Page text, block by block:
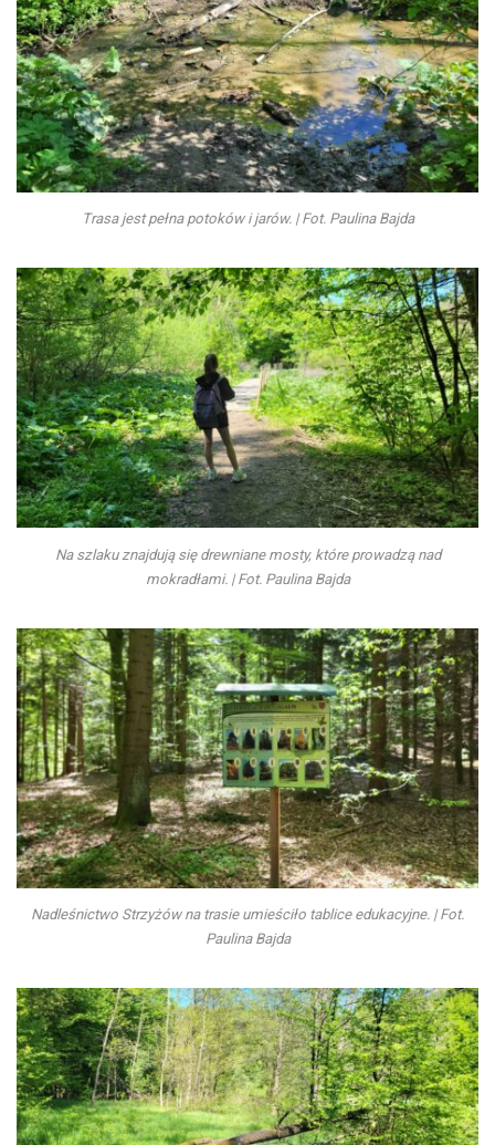
Trasa jest pełna potoków i jarów. | Fot. Paulina Bajda
Na szlaku znajdują się drewniane mosty, które prowadzą nad
mokradłami. | Fot. Paulina Bajda
Nadleśnictwo Strzyżów na trasie umieściło tablice edukacyjne. | Fot.
Paulina Bajda